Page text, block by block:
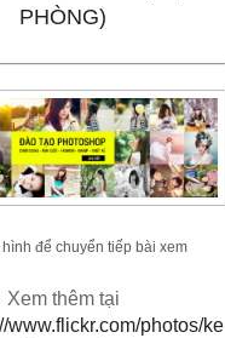
PHÒNG)
để chuyển tiếp bài xem
Xem thêm tại
www.flickr.com/photos/ke